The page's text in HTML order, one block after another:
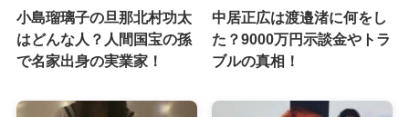
小島瑠璃子の旦那北村功太
はどんな人？人間国宝の孫
で名家出身の実業家！
中居正広は渡邉渚に何をし
た？9000万円示談金やトラ
ブルの真相！